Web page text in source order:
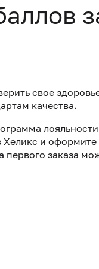
свое
качества.
лояльности
и оформите
первого заказа